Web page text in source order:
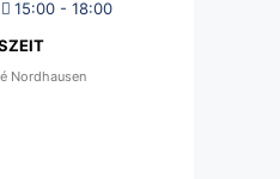
15:00 - 18:00
Nordhausen